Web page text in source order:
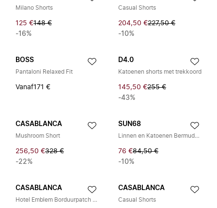
Milano Shorts
125 €148 €
-16%
Casual Shorts
204,50 €227,50 €
-10%
BOSS
Pantaloni Relaxed Fit
Vanaf171 €
D4.0
Katoenen shorts met trekkoord
145,50 €255 €
-43%
CASABLANCA
Mushroom Short
256,50 €328 €
-22%
SUN68
Linnen en Katoenen Bermuda Shorts
76 €84,50 €
-10%
CASABLANCA
Hotel Emblem Borduurpatch Sweatshorts
CASABLANCA
Casual Shorts